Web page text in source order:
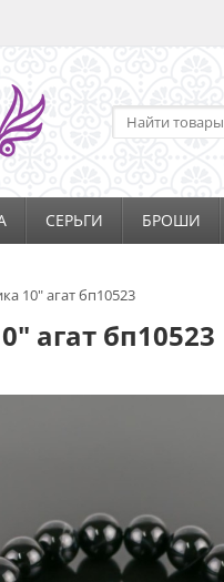
СЕРЬГИ БРОШИ
10" агат бп10523
агат бп10523